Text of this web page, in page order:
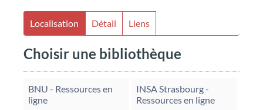
Localisation Détail Liens
Choisir une bibliothèque
BNU - Ressources en
ligne
INSA Strasbourg -
Ressources en ligne